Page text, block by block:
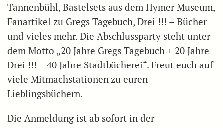
Tannenbühl, Bastelsets aus dem Hymer Museum,
Fanartikel zu Gregs Tagebuch, Drei !!! – Bücher
und vieles mehr. Die Abschlussparty steht unter
dem Motto „20 Jahre Gregs Tagebuch + 20 Jahre
Drei !!! = 40 Jahre Stadtbücherei“. Freut euch auf
viele Mitmachstationen zu euren
Lieblingsbüchern.
Die Anmeldung ist ab sofort in der